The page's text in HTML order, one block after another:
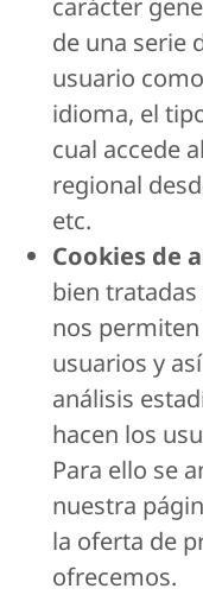
de una serie
usuario
idioma, el
cual accede
regional
etc.
Cookies de
bien
nos
usuarios y
análisis
hacen los
Para ello se
nuestra
la oferta de
ofrecemos.